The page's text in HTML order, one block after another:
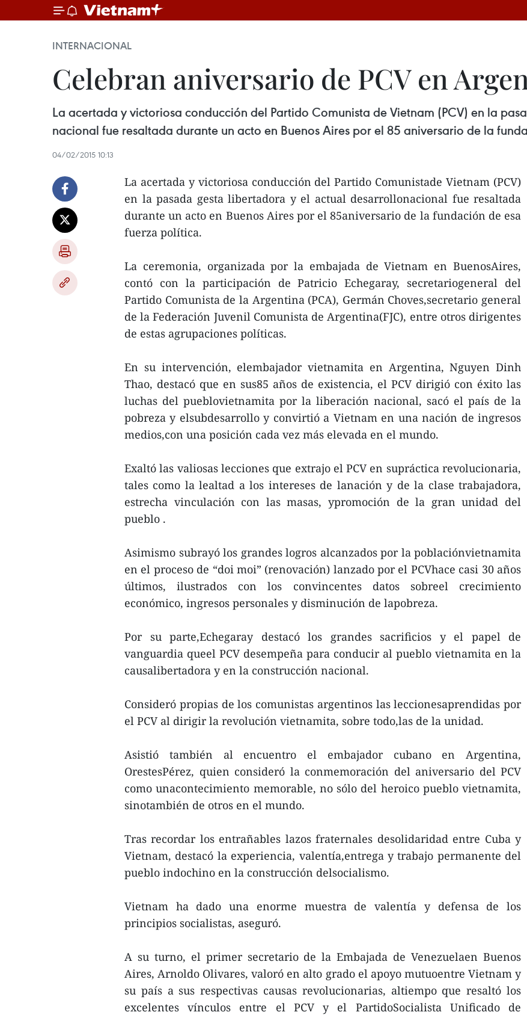
INTERNACIONAL
Celebran aniversario de PCV en
La acertada y victoriosa conducción del Partido Comunista de Vietnam (PCV) en la
nacional fue resaltada durante un acto en Buenos Aires por el 85 aniversario de la
04/02/2015 10:13
La acertada y victoriosa conducción del Partido Comunistade Vietnam (PCV)
en la pasada gesta libertadora y el actual desarrollonacional fue resaltada
durante un acto en Buenos Aires por el 85aniversario de la fundación de esa
fuerza política.
La ceremonia, organizada por la embajada de Vietnam en BuenosAires,
contó con la participación de Patricio Echegaray, secretariogeneral del
Partido Comunista de la Argentina (PCA), Germán Choves,secretario general
de la Federación Juvenil Comunista de Argentina(FJC), entre otros dirigentes
de estas agrupaciones políticas.
En su intervención, elembajador vietnamita en Argentina, Nguyen Dinh
Thao, destacó que en sus85 años de existencia, el PCV dirigió con éxito las
luchas del pueblovietnamita por la liberación nacional, sacó el país de la
pobreza y elsubdesarrollo y convirtió a Vietnam en una nación de ingresos
medios,con una posición cada vez más elevada en el mundo.
Exaltó las valiosas lecciones que extrajo el PCV en supráctica revolucionaria,
tales como la lealtad a los intereses de lanación y de la clase trabajadora,
estrecha vinculación con las masas, ypromoción de la gran unidad del
pueblo .
Asimismo subrayó los grandes logros alcanzados por la poblaciónvietnamita
en el proceso de “doi moi” (renovación) lanzado por el PCVhace casi 30 años
últimos, ilustrados con los convincentes datos sobreel crecimiento
económico, ingresos personales y disminución de lapobreza.
Por su parte,Echegaray destacó los grandes sacrificios y el papel de
vanguardia queel PCV desempeña para conducir al pueblo vietnamita en la
causalibertadora y en la construcción nacional.
Consideró propias de los comunistas argentinos las leccionesaprendidas por
el PCV al dirigir la revolución vietnamita, sobre todo,las de la unidad.
Asistió también al encuentro el embajador cubano en Argentina,
OrestesPérez, quien consideró la conmemoración del aniversario del PCV
como unacontecimiento memorable, no sólo del heroico pueblo vietnamita,
sinotambién de otros en el mundo.
Tras recordar los entrañables lazos fraternales desolidaridad entre Cuba y
Vietnam, destacó la experiencia, valentía,entrega y trabajo permanente del
pueblo indochino en la construcción delsocialismo.
Vietnam ha dado una enorme muestra de valentía y defensa de los
principios socialistas, aseguró.
A su turno, el primer secretario de la Embajada de Venezuelaen Buenos
Aires, Arnoldo Olivares, valoró en alto grado el apoyo mutuoentre Vietnam y
su país a sus respectivas causas revolucionarias, altiempo que resaltó los
excelentes vínculos entre el PCV y el PartidoSocialista Unificado de